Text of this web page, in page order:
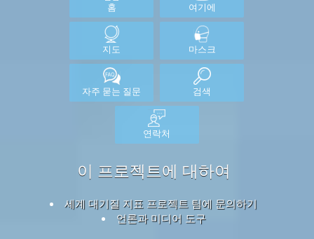
홈 여기에
지도 마스크
자주 묻는 질문 검색
연락처
이 프로젝트에 대하여
세계 대기질 지표 프로젝트 팀에 문의하기
언론과 미디어 도구